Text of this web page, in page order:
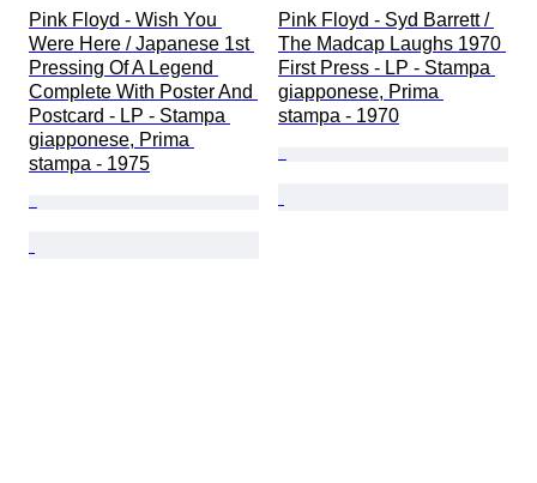
Pink Floyd - Wish You
Were Here / Japanese 1st
Pressing Of A Legend
Complete With Poster And
Postcard - LP - Stampa
giapponese, Prima
stampa - 1975
Pink Floyd - Syd Barrett /
The Madcap Laughs 1970
First Press - LP - Stampa
giapponese, Prima
stampa - 1970